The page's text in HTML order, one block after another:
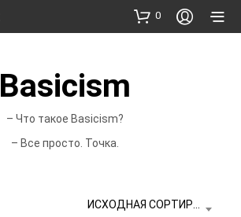
0
Basicism
– Что такое Basicism?
– Все просто. Точка.